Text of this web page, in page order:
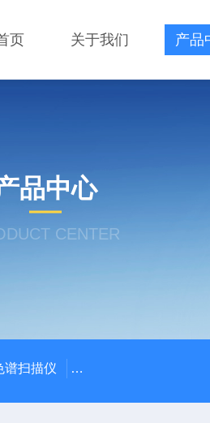
页 关于我们 产品
品中心
CENTER
谱扫描仪 DGJ-03电工技术实验